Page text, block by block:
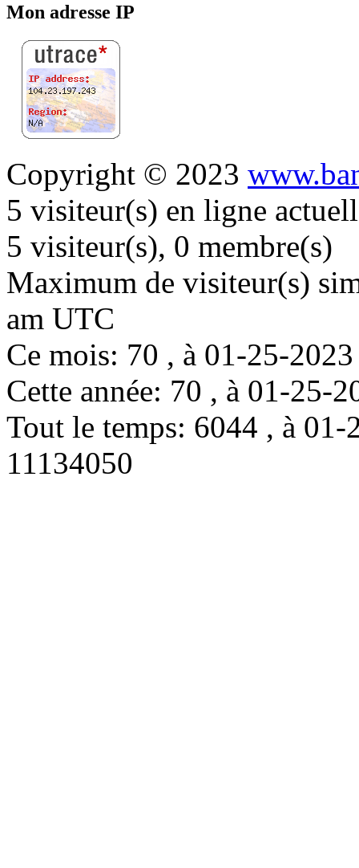
Mon adresse IP
Copyright © 2023
5 visiteur(s) en ligne
5 visiteur(s), 0 membre(s)
Maximum de visiteur(s)
am UTC
Ce mois: 70 , à 01-25-
Cette année: 70 , à 01-25-
Tout le temps: 6044 , à
11134050